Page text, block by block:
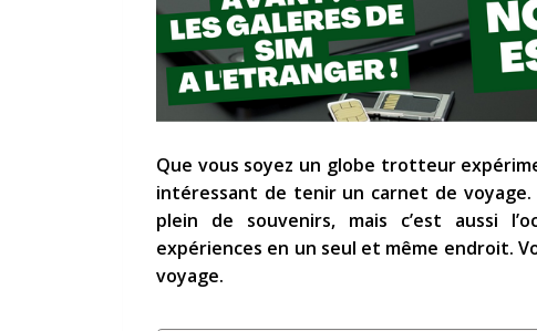
Que vous soyez un globe trotteur
intéressant de tenir un carnet de
plein de souvenirs, mais c’est aussi
expériences en un seul et même endroit.
voyage.